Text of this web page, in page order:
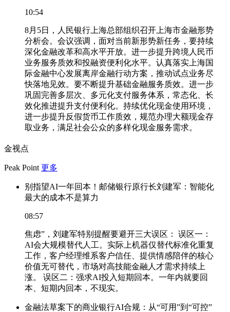
10:54
8月5日，人民银行上海总部组织召开上海市金融形势
分析会。会议强调，面对当前新形势新任务，要持续
深化金融改革和高水平开放。进一步提升跨境人民币
业务服务质效和投融资便利化水平。认真落实上海国
际金融中心发展离岸金融行动方案，推动试点业务尽
快落地见效。要不断提升基础金融服务质效。进一步
巩固完善多层次、多元化支付服务体系，常态化、长
效化推进提升支付便利化。持续优化现金使用环境，
进一步提升反假货币工作质效，规范办理大额现金存
取业务，满足社会公众的多样化现金服务需求。
金视点
Peak Point 更多
别指望AI一年回本！邮储银行原行长刘建军：智能化
最大的成本不是算力
08:57
焦虑”，刘建军特别提醒要避开三大误区： 误区一：
AI会大规模替代人工。实际上机器仅替代标准化重复
工作，客户经理维系客户信任、提供情感陪伴的核心
价值无可替代，市场对高技能金融人才需求持续上
涨。 误区二：强求AI投入短期回本。一年内就要回
本、短期内回本，不现实。
金融法草案下的商业银行AI合规：从“可用”到“可控”